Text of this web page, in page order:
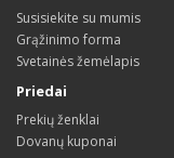
Susisiekite su mumis
Grąžinimo forma
Svetainės žemėlapis
Priedai
Prekių ženklai
Dovanų kuponai